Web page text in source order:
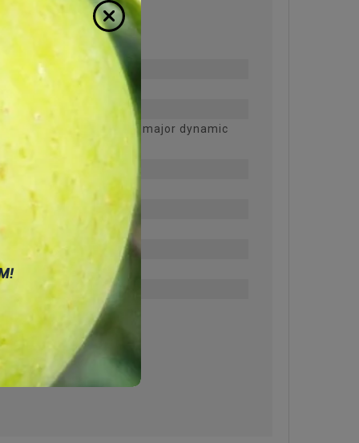
shortage in power is a major dynamic